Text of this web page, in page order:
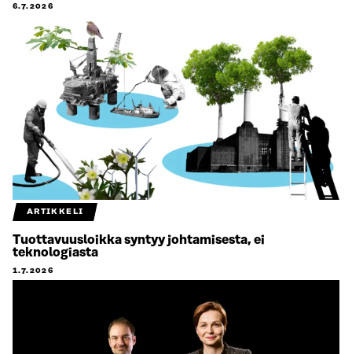
6.7.2026
ARTIKKELI
Tuottavuusloikka syntyy johtamisesta, ei
teknologiasta
1.7.2026